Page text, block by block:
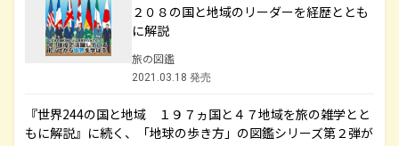
２０８の国と地域のリーダーを経歴ととも
に解説
旅の図鑑
2021.03.18 発売
『世界244の国と地域 １９７ヵ国と４７地域を旅の雑学とと
もに解説』に続く、「地球の歩き方」の図鑑シリーズ第２弾が